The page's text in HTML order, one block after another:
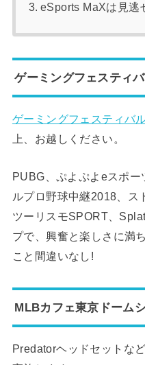
eSports MaXは見逃
ゲーミングフェスティ
ゲーミングフェスティバ
上、お越しください。
PUBG、ぷよぷよeスポ
ルプロ野球中継2018、ス
ツーリスモSPORT、
プで、興奮と楽しさに満
こと間違いなし!
MLBカフェ東京ドーム
Predatorヘッドセットな